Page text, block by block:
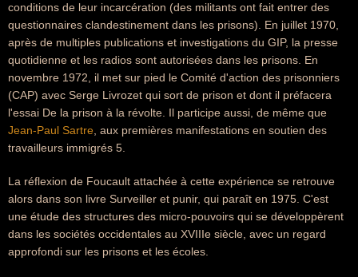
conditions de leur incarcération (des militants ont fait entrer des
questionnaires clandestinement dans les prisons). En juillet 1970,
après de multiples publications et investigations du GIP, la presse
quotidienne et les radios sont autorisées dans les prisons. En
novembre 1972, il met sur pied le Comité d'action des prisonniers
(CAP) avec Serge Livrozet qui sort de prison et dont il préfacera
l'essai De la prison à la révolte. Il participe aussi, de même que
Jean-Paul Sartre , aux premières manifestations en soutien des
travailleurs immigrés 5.
La réflexion de Foucault attachée à cette expérience se retrouve
alors dans son livre Surveiller et punir, qui paraît en 1975. C'est
une étude des structures des micro-pouvoirs qui se développèrent
dans les sociétés occidentales au XVIIIe siècle, avec un regard
approfondi sur les prisons et les écoles.